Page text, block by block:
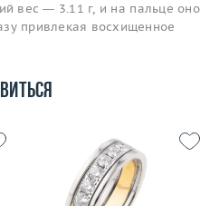
вес — 3.11 г, и на пальце оно
привлекая восхищенное